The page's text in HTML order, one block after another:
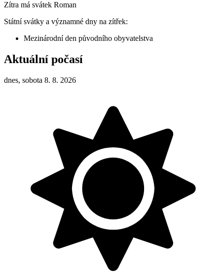
Zítra má svátek Roman
Státní svátky a významné dny na zítřek:
Mezinárodní den původního obyvatelstva
Aktuální počasí
dnes, sobota 8. 8. 2026